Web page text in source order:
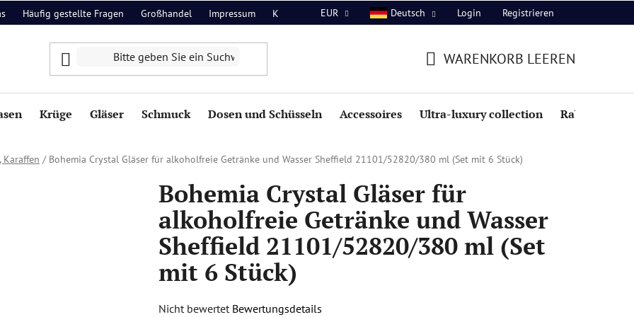
Häufig gestellte Fragen Großhandel Impressum Kontakt EUR Deutsch Login Registrieren
WARENKORB LEEREN
Krüge Gläser Schmuck Dosen und Schüsseln Accessoires Ultra-luxury collection Rabatte
Karaffen / Bohemia Crystal Gläser für alkoholfreie Getränke und Wasser Sheffield 21101/52820/380 ml (Set mit 6 Stück)
Bohemia Crystal Gläser für
alkoholfreie Getränke und Wasser
Sheffield 21101/52820/380 ml (Set
mit 6 Stück)
Die
Nicht bewertet Bewertungsdetails